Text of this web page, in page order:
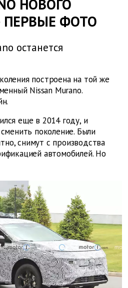
НОВОГО
ПЕРВЫЕ ФОТО
останется
построена на той же
Nissan Murano.
еще в 2014 году, и
поколение. Были
снимут с производства
автомобилей. Но